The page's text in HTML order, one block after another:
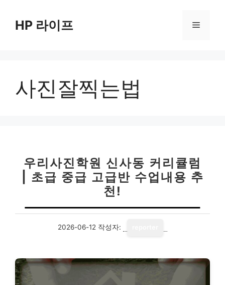
HP 라이프 메
사진잘찍는법
우리사진학원 신사동 커리큘럼
| 초급 중급 고급반 수업내용 추
천!
2026-06-12 작성자: